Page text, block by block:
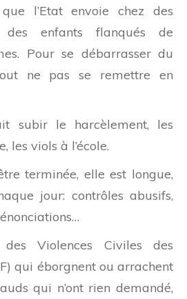
que l’Etat envoie chez des
enfants flanqués de
Pour se débarrasser du
ne pas se remettre en
subir le harcèlement, les
les viols à l’école.
terminée, elle est longue,
jour: contrôles abusifs,
Violences Civiles des
qui éborgnent ou arrachent
qui n’ont rien demandé,